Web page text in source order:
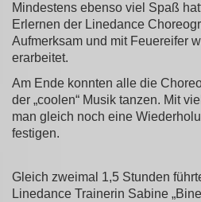
Mindestens ebenso viel Spaß
Erlernen der Linedance
Aufmerksam und mit Feuereifer
erarbeitet.
Am Ende konnten alle die
der „coolen“ Musik tanzen. Mit
man gleich noch eine
festigen.
Gleich zweimal 1,5 Stunden
Linedance Trainerin Sabine